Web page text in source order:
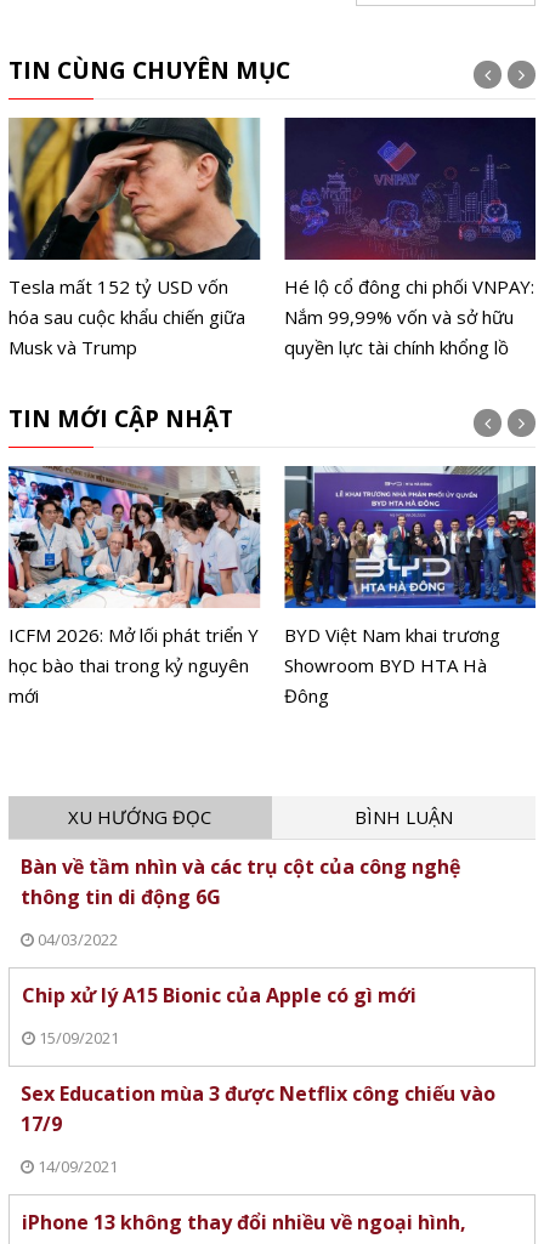
TIN CÙNG CHUYÊN MỤC
Tesla mất 152 tỷ USD vốn
hóa sau cuộc khẩu chiến giữa
Musk và Trump
Hé lộ cổ đông chi phối VNPAY:
Nắm 99,99% vốn và sở hữu
quyền lực tài chính khổng lồ
TIN MỚI CẬP NHẬT
ICFM 2026: Mở lối phát triển Y
học bào thai trong kỷ nguyên
mới
BYD Việt Nam khai trương
Showroom BYD HTA Hà
Đông
XU HƯỚNG ĐỌC BÌNH LUẬN
Bàn về tầm nhìn và các trụ cột của công nghệ
thông tin di động 6G
04/03/2022
Chip xử lý A15 Bionic của Apple có gì mới
15/09/2021
Sex Education mùa 3 được Netflix công chiếu vào
17/9
14/09/2021
iPhone 13 không thay đổi nhiều về ngoại hình,